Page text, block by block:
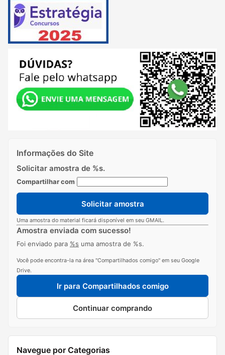
Informações do Site
Solicitar amostra de %s.
Compartilhar com
Solicitar amostra
Uma amostra do material ficará disponível em seu GMAIL.
Amostra enviada com sucesso!
Foi enviado para %s uma amostra de %s.
Você pode encontra-la na área "Compartilhados comigo" em seu Google
Drive.
Ir para Compartilhados comigo
Continuar comprando
Navegue por Categorias